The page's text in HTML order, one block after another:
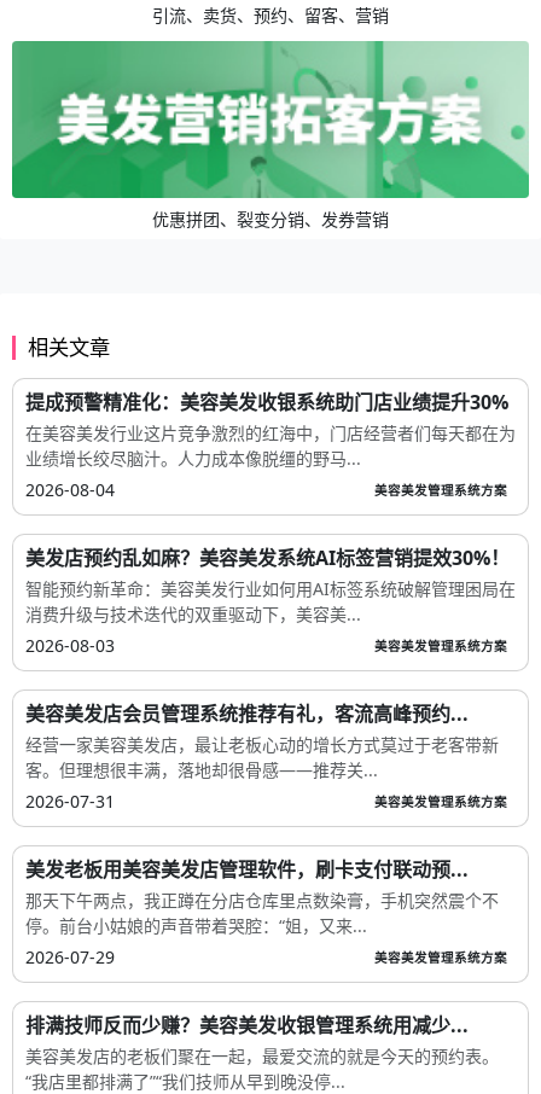
引流、卖货、预约、留客、营销
优惠拼团、裂变分销、发券营销
相关文章
提成预警精准化：美容美发收银系统助门店业绩提升30%
在美容美发行业这片竞争激烈的红海中，门店经营者们每天都在为
业绩增长绞尽脑汁。人力成本像脱缰的野马...
2026-08-04
美容美发管理系统方案
美发店预约乱如麻？美容美发系统AI标签营销提效30%！
智能预约新革命：美容美发行业如何用AI标签系统破解管理困局在
消费升级与技术迭代的双重驱动下，美容美...
2026-08-03
美容美发管理系统方案
美容美发店会员管理系统推荐有礼，客流高峰预约...
经营一家美容美发店，最让老板心动的增长方式莫过于老客带新
客。但理想很丰满，落地却很骨感——推荐关...
2026-07-31
美容美发管理系统方案
美发老板用美容美发店管理软件，刷卡支付联动预...
那天下午两点，我正蹲在分店仓库里点数染膏，手机突然震个不
停。前台小姑娘的声音带着哭腔：“姐，又来...
2026-07-29
美容美发管理系统方案
排满技师反而少赚？美容美发收银管理系统用减少...
美容美发店的老板们聚在一起，最爱交流的就是今天的预约表。
“我店里都排满了”“我们技师从早到晚没停...